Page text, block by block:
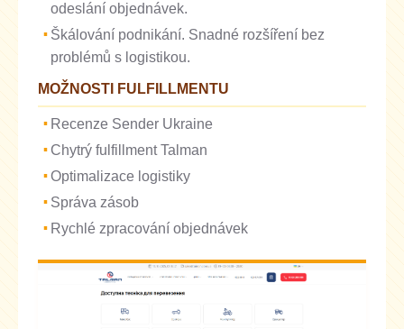
odeslání objednávek.
Škálování podnikání. Snadné rozšíření bez
problémů s logistikou.
MOŽNOSTI FULFILLMENTU
Recenze Sender Ukraine
Chytrý fulfillment Talman
Optimalizace logistiky
Správa zásob
Rychlé zpracování objednávek